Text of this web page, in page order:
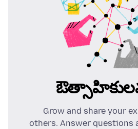
Grow and share your
others. Answer questions